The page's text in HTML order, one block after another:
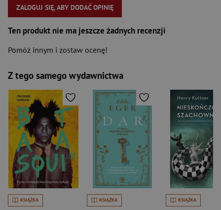
ZALOGUJ SIĘ, ABY DODAĆ OPINIĘ
Ten produkt nie ma jeszcze żadnych recenzji
Pomóż innym i zostaw ocenę!
Z tego samego wydawnictwa
KSIĄŻKA KSIĄŻKA KSIĄŻKA